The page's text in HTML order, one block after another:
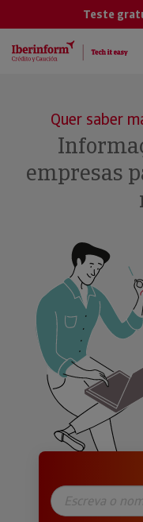
Teste
Quer saber
empresas